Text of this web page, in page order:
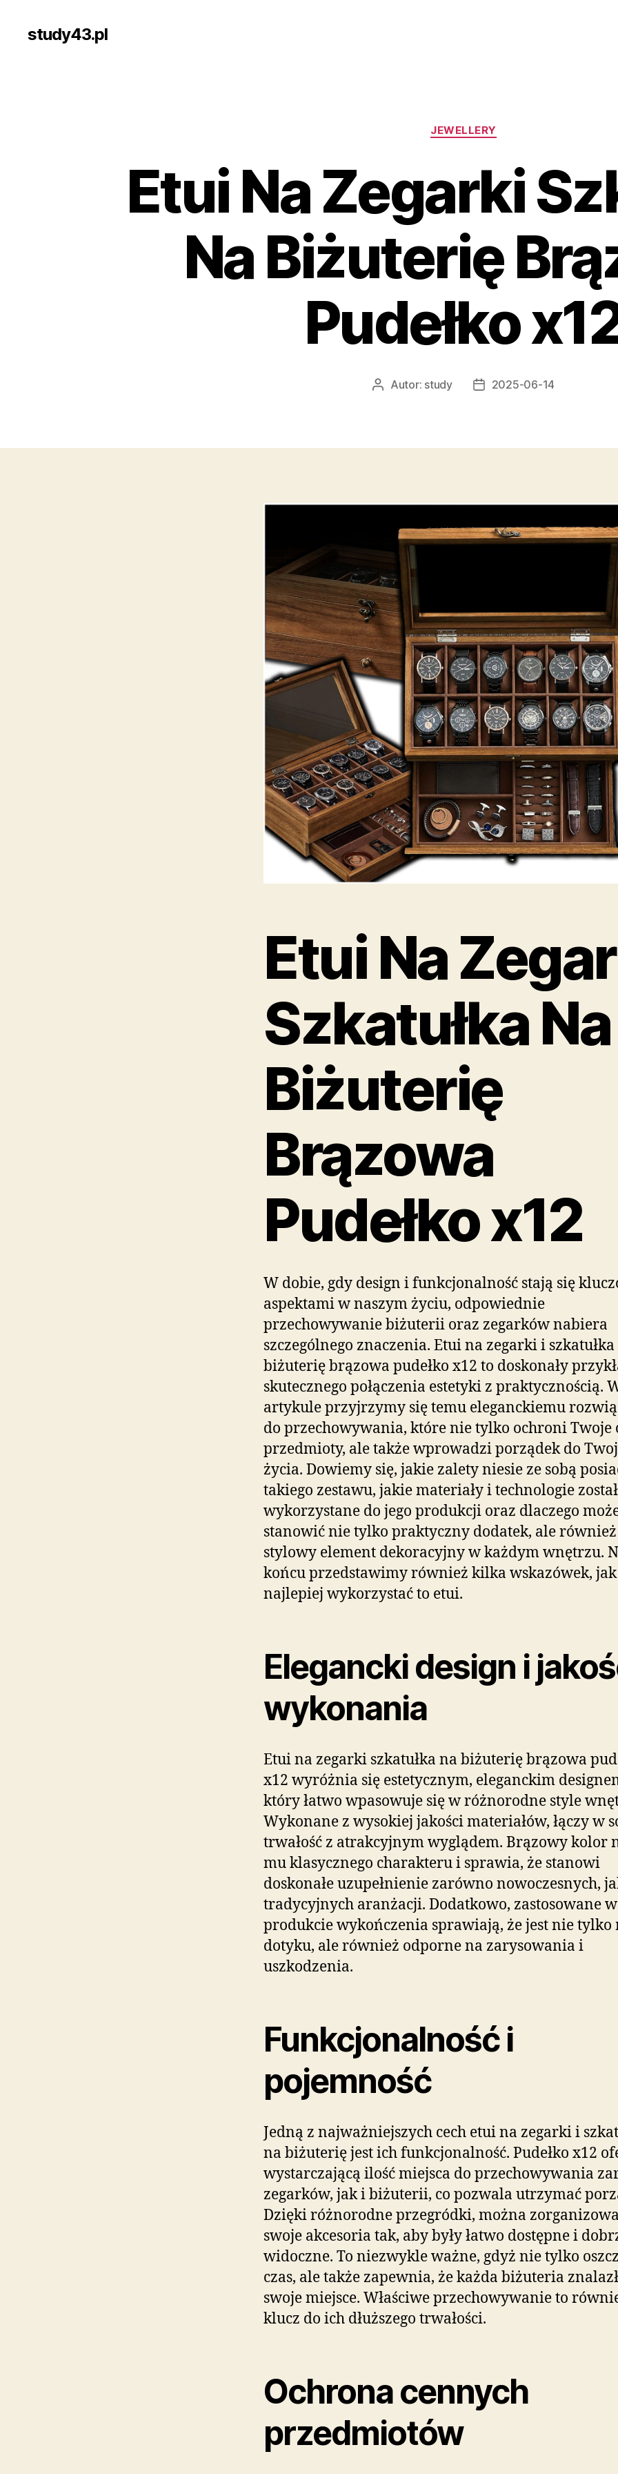
study43.pl
Kategorie
JEWELLERY
Etui Na Zegarki
Na Biżuterię
Pudełko
AutorAutor: study
Data2025-06-14
Etui Na
Szkatułka Na
Biżuterię
Brązowa
Pudełko x12
W dobie, gdy design i funkcjonalność stają się
aspektami w naszym życiu, odpowiednie
przechowywanie biżuterii oraz zegarków nabiera
szczególnego znaczenia. Etui na zegarki i
biżuterię brązowa pudełko x12 to doskonały
skutecznego połączenia estetyki z praktycznością.
artykule przyjrzymy się temu eleganckiemu
do przechowywania, które nie tylko ochroni Twoje
przedmioty, ale także wprowadzi porządek do
życia. Dowiemy się, jakie zalety niesie ze sobą
takiego zestawu, jakie materiały i technologie
wykorzystane do jego produkcji oraz dlaczego
stanowić nie tylko praktyczny dodatek, ale również
stylowy element dekoracyjny w każdym wnętrzu.
końcu przedstawimy również kilka wskazówek, jak
najlepiej wykorzystać to etui.
Elegancki design i
wykonania
Etui na zegarki szkatułka na biżuterię brązowa
x12 wyróżnia się estetycznym, eleganckim
który łatwo wpasowuje się w różnorodne style
Wykonane z wysokiej jakości materiałów, łączy w
trwałość z atrakcyjnym wyglądem. Brązowy kolor
mu klasycznego charakteru i sprawia, że stanowi
doskonałe uzupełnienie zarówno nowoczesnych,
tradycyjnych aranżacji. Dodatkowo, zastosowane w
produkcie wykończenia sprawiają, że jest nie tylko
dotyku, ale również odporne na zarysowania i
uszkodzenia.
Funkcjonalność i
pojemność
Jedną z najważniejszych cech etui na zegarki i
na biżuterię jest ich funkcjonalność. Pudełko x12
wystarczającą ilość miejsca do przechowywania
zegarków, jak i biżuterii, co pozwala utrzymać
Dzięki różnorodne przegródki, można
swoje akcesoria tak, aby były łatwo dostępne i
widoczne. To niezwykle ważne, gdyż nie tylko
czas, ale także zapewnia, że każda biżuteria
swoje miejsce. Właściwe przechowywanie to
klucz do ich dłuższego trwałości.
Ochrona cennych
przedmiotów